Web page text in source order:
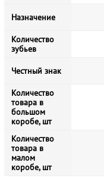
Назначение
Количество
зубьев
Честный знак
Количество
товара в
большом
коробе, шт
Количество
товара в
малом
коробе, шт